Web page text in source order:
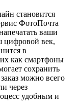
становится
ФотоПочта
ваши
цифровой век,
в
как смартфоны
сохранить
можно всего
через
удобным и